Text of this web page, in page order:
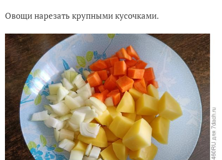
Овощи нарезать крупными кусочками.